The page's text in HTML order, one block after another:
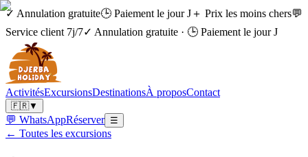
✓ Annulation gratuite🕒 Paiement le jour J＋ Prix les moins chers💬
Service client 7j/7✓ Annulation gratuite · 🕒 Paiement le jour J
ActivitésExcursionsDestinationsÀ proposContact
🇫🇷▼
💬 WhatsAppRéserver ☰
← Toutes les excursions